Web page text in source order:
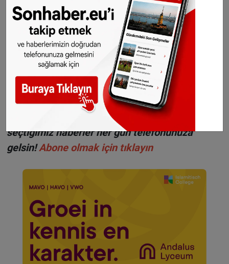
hakkıSONHABER.eu ya aittir. Haberin linki
kaynak olarak gösterilmeden alınan haberler
için hukuki işlem başlatılacaktır.
Sonhaber'i artık Telegram'da da takip
edebilirsiniz:t.me/sonhabereu
WhatsApp’ta ücretsiz bültenimize abone olun,
Hollanda ve diğer Avrupa ülkeleri gündeminden
seçtiğimiz haberler her gün telefonunuza
gelsin!Abone olmak için tıklayın